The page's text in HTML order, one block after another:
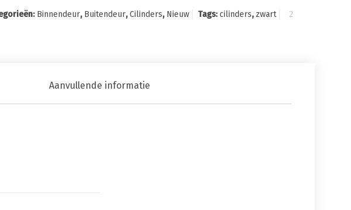
Binnendeur, Buitendeur,Cilinders, Nieuw Tags:cilinders,zwart
Aanvullende informatie